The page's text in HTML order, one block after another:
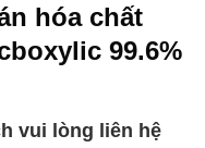
hóa chất
99.6%
vui lòng liên hệ